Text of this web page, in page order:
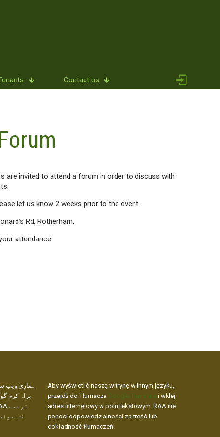
Contact us
are invited to attend a forum in order to discuss with
let us know 2 weeks prior to the event.
Rd, Rotherham.
attendance.
ہماری ویب
براہ کرم
کے
Aby wyświetlić naszą witrynę w innym języku,
przejdź do Tłumacza Google Translate i wklej
adres internetowy w polu tekstowym. RAA nie
ponosi odpowiedzialności za treść lub
dokładność tłumaczeń.